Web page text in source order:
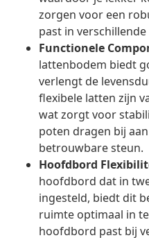
zorgen voor een
past in
Functionele
lattenbodem biedt
verlengt de
flexibele latten zijn
wat zorgt voor
poten dragen bij
betrouwbare steun.
Hoofdbord
hoofdbord dat in
ingesteld, biedt dit
ruimte optimaal in
hoofdbord past bij